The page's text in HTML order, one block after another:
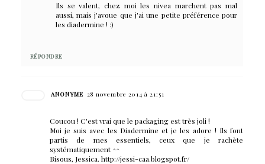
Ils se valent, chez moi les nivea marchent pas mal
aussi, mais j'avoue que j'ai une petite préférence pour
les diadermine ! :)
RÉPONDRE
ANONYME 28 novembre 2014 à 21:51
Coucou ! C'est vrai que le packaging est très joli !
Moi je suis avec les Diadermine et je les adore ! Ils font
partis de mes essentiels, ceux que je rachète
systématiquement ^^
Bisous, Jessica. http://jessi-caa.blogspot.fr/